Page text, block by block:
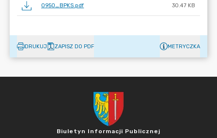
0950_BPKS.pdf 30.47 KB
DRUKUJ ZAPISZ DO PDF METRYCZKA
Biuletyn Informacji Publicznej